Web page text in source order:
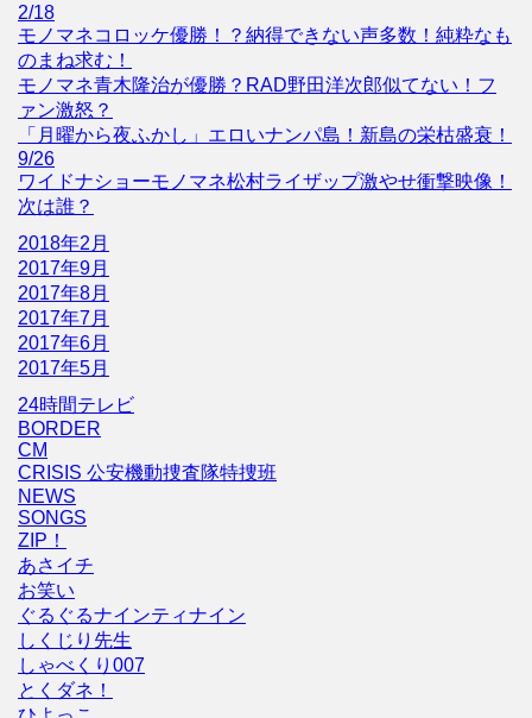
2/18
モノマネコロッケ優勝！？納得できない声多数！純粋なも
のまね求む！
モノマネ青木隆治が優勝？RAD野田洋次郎似てない！フ
ァン激怒？
「月曜から夜ふかし」エロいナンパ島！新島の栄枯盛衰！
9/26
ワイドナショーモノマネ松村ライザップ激やせ衝撃映像！
次は誰？
2018年2月
2017年9月
2017年8月
2017年7月
2017年6月
2017年5月
24時間テレビ
BORDER
CM
CRISIS 公安機動捜査隊特捜班
NEWS
SONGS
ZIP！
あさイチ
お笑い
ぐるぐるナインティナイン
しくじり先生
しゃべくり007
とくダネ！